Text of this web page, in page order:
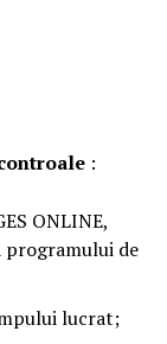
:
ONLINE,
de
lucrat;